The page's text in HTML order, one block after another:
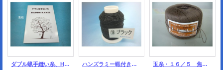
ダブル蝋手縫い糸、HANDS RAMIE糸、共通見本帳
ハンズラミー蝋付き 16/3 ブラック（3）
玉糸・１６／５ 焦げ茶（薄茶色）